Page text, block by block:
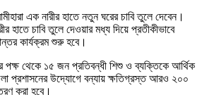
এক নারীর হাতে নতুন ঘরের চাবি তুলে দেবেন।
হাতে চাবি তুলে দেওয়ার মধ্য দিয়ে প্রতীকীভাবে
কার্যক্রম শুরু হবে।
পক্ষ থেকে ১৫ জন প্রতিবন্ধী শিশু ও ব্যক্তিকে আর্থিক
প্রশাসনের উদ্যোগে বন্যায় ক্ষতিগ্রস্ত আরও ২০০
করা হবে।